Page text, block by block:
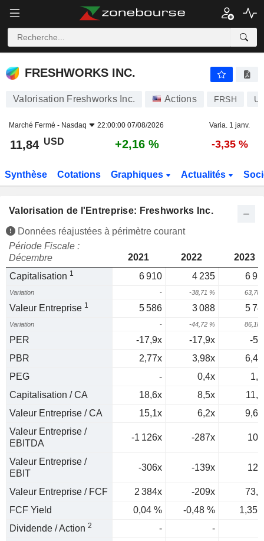
FRESHWORKS INC.
FRESHWORKS INC.
Valorisation Freshworks Inc. Actions FRSH
Marché Fermé - Nasdaq 22:00:00 07/08/2026 Varia. 1 janv.
11,84 USD +2,16 % -3,35 %
Synthèse Cotations Graphiques Actualités
Valorisation de l'Entreprise: Freshworks Inc.
Données réajustées à périmètre courant
Période Fiscale :
Décembre
2021 2022
2023
Capitalisation 1 6 910 4 235 6
Variation - -38,71 % 63,78
Valeur Entreprise 1 5 586 3 088 5
Variation - -44,72 % 86,18
PER -17,9x -17,9x
-
PBR
2,77x 3,98x
PEG
- 0,4x
Capitalisation / CA
18,6x 8,5x
Valeur Entreprise / CA
15,1x 6,2x
Valeur Entreprise /
EBITDA
-1 126x -287x
Valeur Entreprise /
EBIT
-306x -139x
Valeur Entreprise / FCF 2 384x -209x
FCF Yield
0,04 % -0,48 %
1,35
Dividende / Action 2 -
-